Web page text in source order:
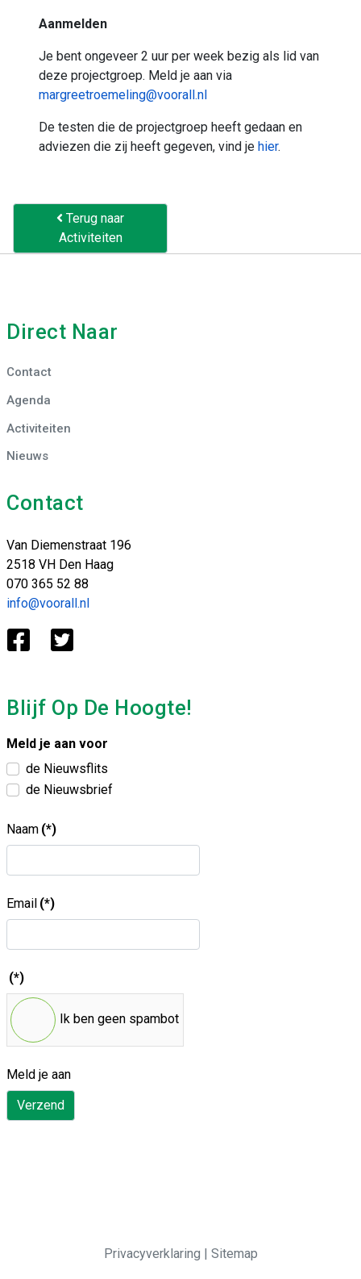
Aanmelden
Je bent ongeveer 2 uur per week bezig als lid van
deze projectgroep. Meld je aan via
margreetroemeling@voorall.nl
De testen die de projectgroep heeft gedaan en
adviezen die zij heeft gegeven, vind je hier.
Terug naar
Activiteiten
Direct Naar
Contact
Agenda
Activiteiten
Nieuws
Contact
Van Diemenstraat 196
2518 VH Den Haag
070 365 52 88
info@voorall.nl
Blijf Op De Hoogte!
Meld je aan voor
de Nieuwsflits
de Nieuwsbrief
Naam (*)
Email (*)
(*)
Ik ben geen spambot
Meld je aan
Verzend
Privacyverklaring Sitemap